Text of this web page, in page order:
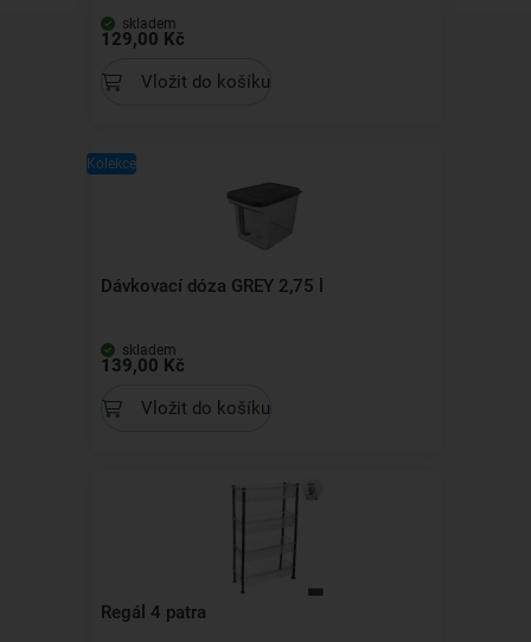
skladem
129,00 Kč
Vložit do košíku
Kolekce
Dávkovací dóza GREY 2,75 l
skladem
139,00 Kč
Vložit do košíku
Regál 4 patra